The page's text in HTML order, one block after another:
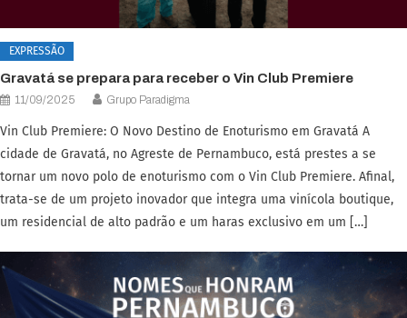
EXPRESSÃO
Gravatá se prepara para receber o Vin Club Premiere
11/09/2025 Grupo Paradigma
Vin Club Premiere: O Novo Destino de Enoturismo em Gravatá A
cidade de Gravatá, no Agreste de Pernambuco, está prestes a se
tornar um novo polo de enoturismo com o Vin Club Premiere. Afinal,
trata-se de um projeto inovador que integra uma vinícola boutique,
um residencial de alto padrão e um haras exclusivo em um […]